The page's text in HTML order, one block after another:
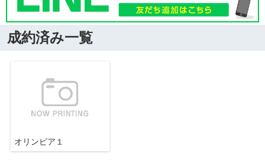
成約済み一覧
オリンピア１